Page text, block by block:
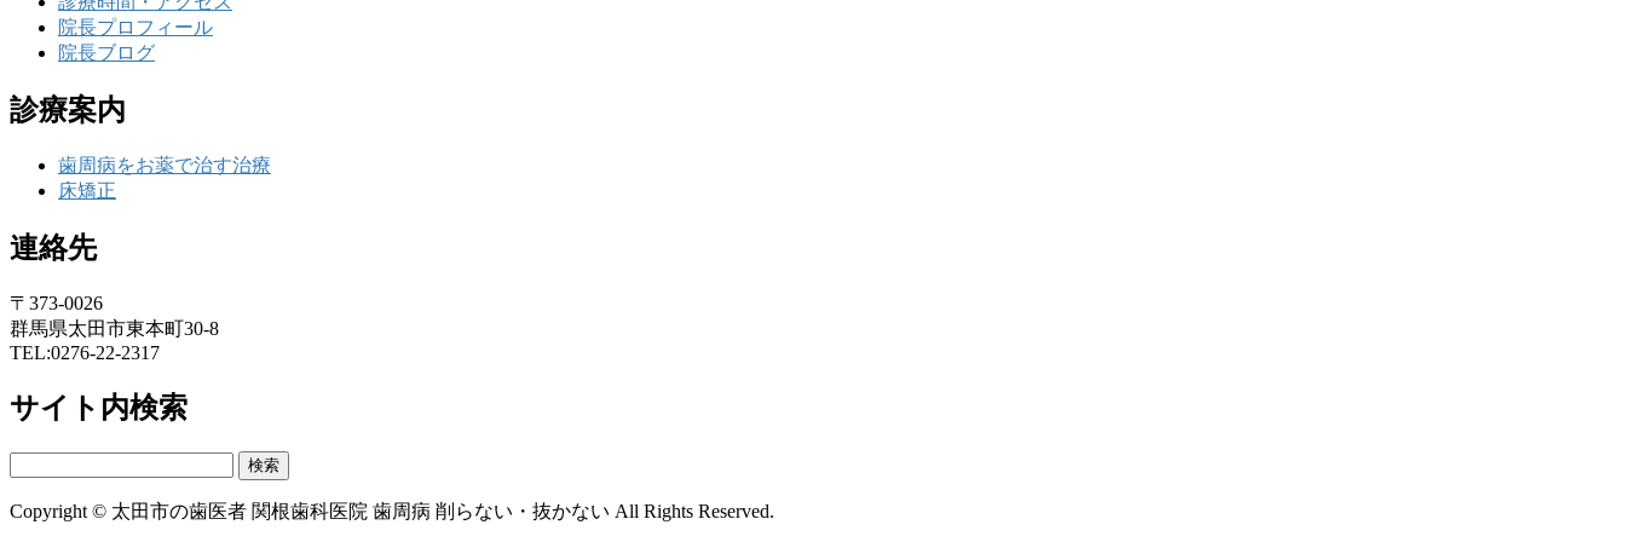
院長プロフィール
院長ブログ
診療案内
歯周病をお薬で治す治療
床矯正
連絡先
〒373-0026
群馬県太田市東本町30-8
TEL:0276-22-2317
サイト内検索
Copyright © 太田市の歯医者 関根歯科医院 歯周病 削らない・抜かない All Rights Reserved.